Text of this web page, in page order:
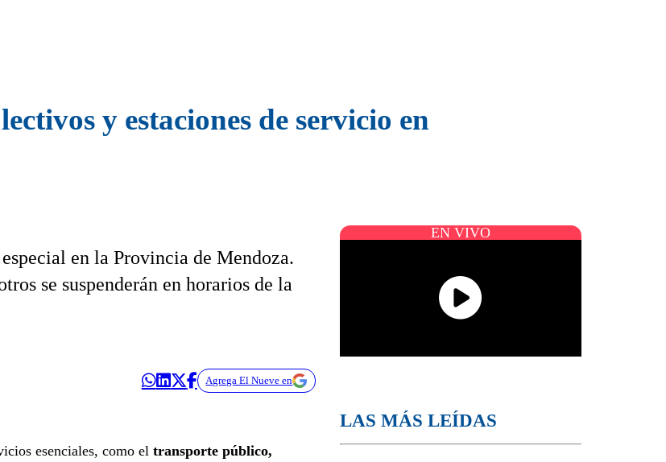
y estaciones de servicio en
en la Provincia de Mendoza.
se suspenderán en horarios de la
Agrega El Nueve en
esenciales, como el transporte público,
EN VIVO
LAS MÁS LEÍDAS